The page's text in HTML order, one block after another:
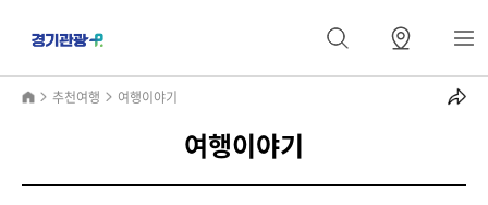
추천여행 여행이야기
여행이야기